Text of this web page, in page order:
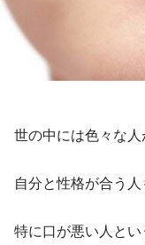
世の中には色々な人
自分と性格が合う
特に口が悪い人と